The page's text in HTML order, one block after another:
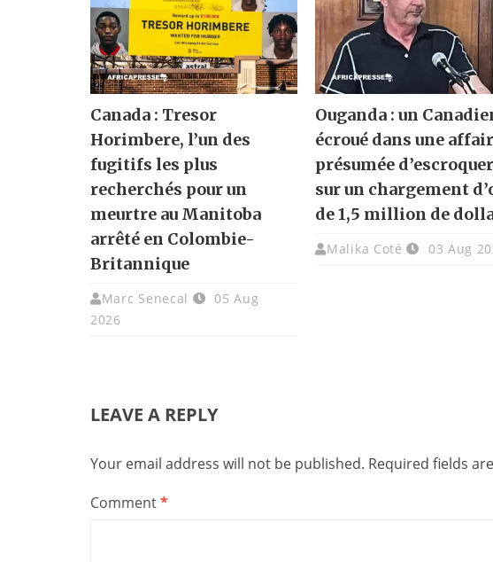
Canada : Tresor
Horimbere, l’un des
fugitifs les plus
recherchés pour un
meurtre au Manitoba
arrêté en Colombie-
Britannique
Marc Senecal
05 Aug
2026
Ouganda : un
écroué dans une
présumée
sur un chargement
de 1,5 million de
Malika Coté 03 Aug
LEAVE A REPLY
Your email address will not be published. Required fields
Comment*